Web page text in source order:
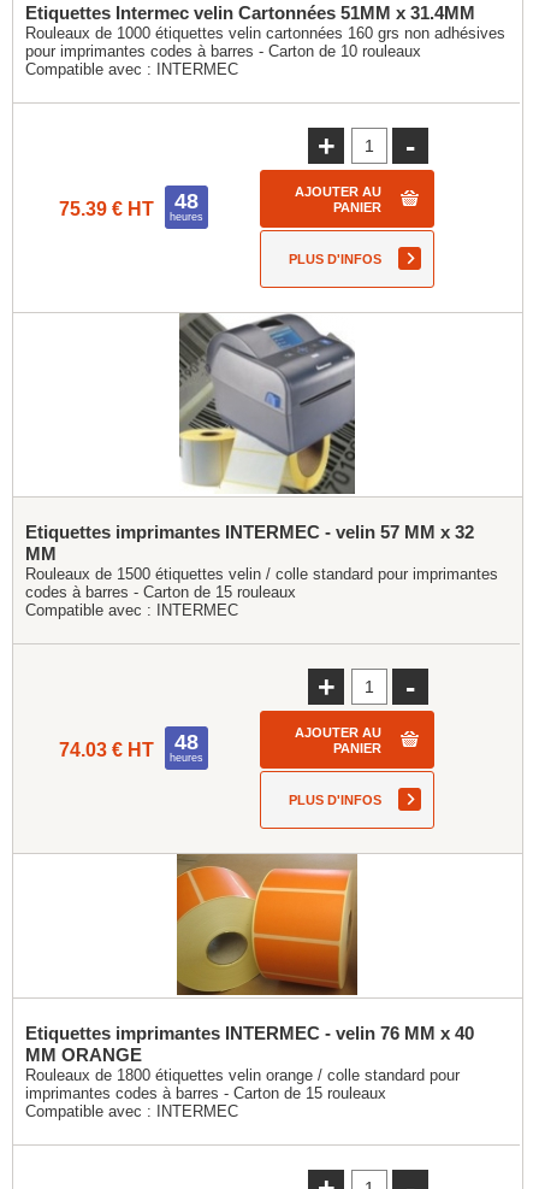
Etiquettes Intermec velin Cartonnées 51MM x 31.4MM
Rouleaux de 1000 étiquettes velin cartonnées 160 grs non adhésives
pour imprimantes codes à barres - Carton de 10 rouleaux
Compatible avec :
INTERMEC
75.39 € HT 48
heures
+ -
AJOUTER AU
PANIER
PLUS D'INFOS
Etiquettes imprimantes INTERMEC - velin 57 MM x 32
MM
Rouleaux de 1500 étiquettes velin / colle standard pour imprimantes
codes à barres - Carton de 15 rouleaux
Compatible avec :
INTERMEC
74.03 € HT 48
heures
+ -
AJOUTER AU
PANIER
PLUS D'INFOS
Etiquettes imprimantes INTERMEC - velin 76 MM x 40
MM ORANGE
Rouleaux de 1800 étiquettes velin orange / colle standard pour
imprimantes codes à barres - Carton de 15 rouleaux
Compatible avec :
INTERMEC